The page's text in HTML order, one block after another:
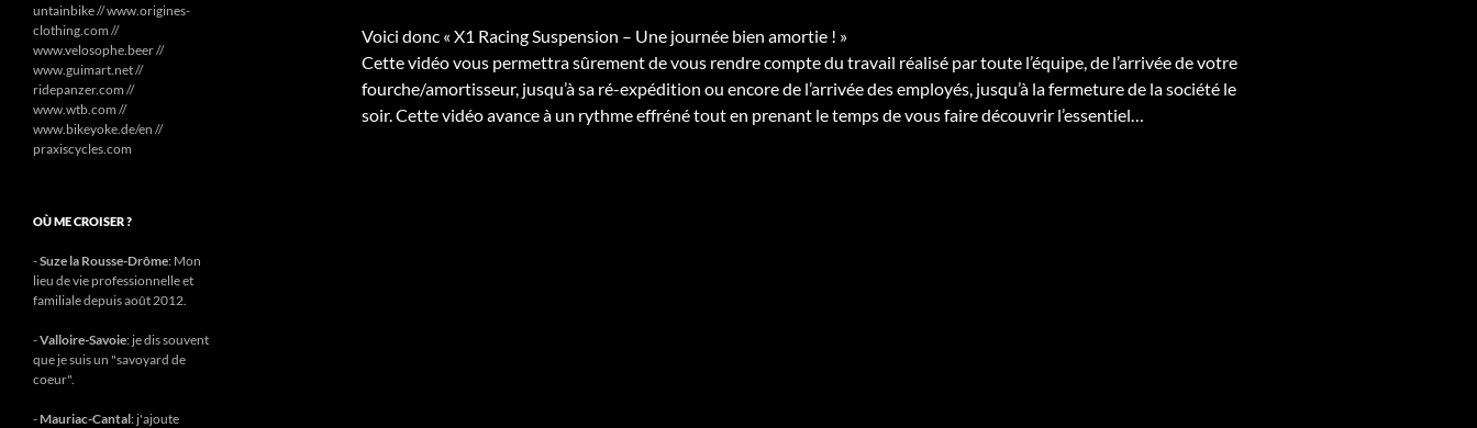
Voici donc « X1 Racing Suspension – Une journée bien amortie ! »
Cette vidéo vous permettra sûrement de vous rendre compte du travail réalisé par toute l’équipe, de l’arrivée de votre
fourche/amortisseur, jusqu’à sa ré-expédition ou encore de l’arrivée des employés, jusqu’à la fermeture de la société le
soir. Cette vidéo avance à un rythme effréné tout en prenant le temps de vous faire découvrir l’essentiel…
untainbike // www.origines-
clothing.com //
www.velosophe.beer //
www.guimart.net //
ridepanzer.com //
www.wtb.com //
www.bikeyoke.de/en //
praxiscycles.com
OÙ ME CROISER ?
-Suze la Rousse-Drôme: Mon
lieu de vie professionnelle et
familiale depuis août 2012.
-Valloire-Savoie: je dis souvent
que je suis un "savoyard de
coeur".
- Mauriac-Cantal: j'ajoute